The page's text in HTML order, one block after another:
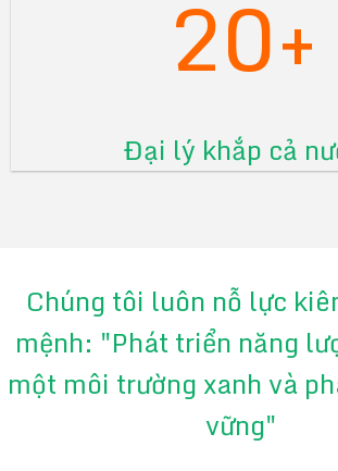
20+
Đại lý khắp cả
Chúng tôi luôn nỗ lực
mệnh: "Phát triển năng
một môi trường xanh và
vững"